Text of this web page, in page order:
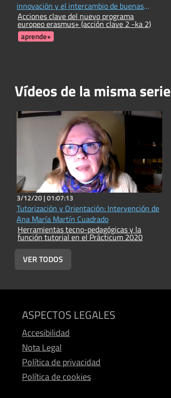
innovación y el intercambio de buenas
prácticas
Acciones clave del nuevo programa
europeo erasmus+ (acción clave 2 -ka 2)
aprende+
Vídeos de la misma serie
3/12/20 |01:07:13
Tutorización y Orientación: Intervención de
Ana María Martín Cuadrado
Herramientas tecno-pedagógicas y la
función tutorial en el Prácticum 2020
VER TODOS
ASPECTOS LEGALES
Accesibilidad
Nota Legal
Política de privacidad
Política de cookies